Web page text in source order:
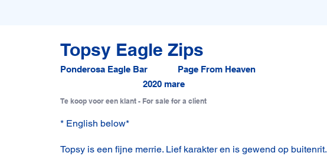
Topsy Eagle Zips
Ponderosa Eagle Bar
Page From Heaven
2020 mare
Te koop voor een klant - For sale for a client
* English below*
Topsy is een fijne merrie. Lief karakter en is gewend op buitenrit.